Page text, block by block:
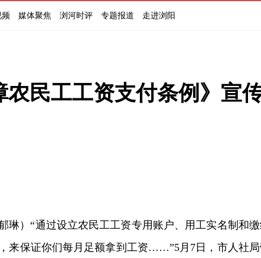
媒体聚焦 浏河时评 专题报道 走进浏阳
民工工资支付条例》宣
琳）“通过设立农民工工资专用账户、用工实名制和
来保证你们每月足额拿到工资……”5月7日，市人社